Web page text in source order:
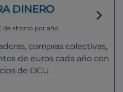
DINERO
de ahorro por año
compras colectivas,
de euros cada año con
de OCU.